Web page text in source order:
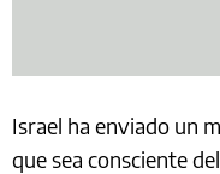
Israel ha enviado un
que sea consciente